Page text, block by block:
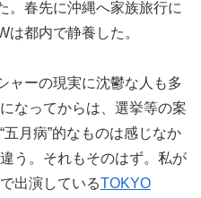
。春先に沖縄へ家族旅行に
は都内で静養した。
ャーの現実に沈鬱な人も多
なってからは、選挙等の案
月病”的なものは感じなか
う。それもそのはず。私が
出演しているTOKYO